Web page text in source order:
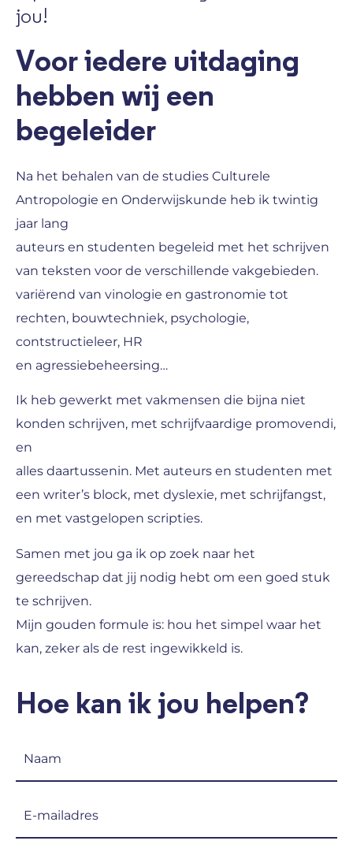
jou!
Voor iedere uitdaging
hebben wij een
begeleider
Na het behalen van de studies Culturele
Antropologie en Onderwijskunde heb ik twintig
jaar lang
auteurs en studenten begeleid met het schrijven
van teksten voor de verschillende vakgebieden.
variërend van vinologie en gastronomie tot
rechten, bouwtechniek, psychologie,
contstructieleer, HR
en agressiebeheersing…
Ik heb gewerkt met vakmensen die bijna niet
konden schrijven, met schrijfvaardige promovendi,
en
alles daartussenin. Met auteurs en studenten met
een writer’s block, met dyslexie, met schrijfangst,
en met vastgelopen scripties.
Samen met jou ga ik op zoek naar het
gereedschap dat jij nodig hebt om een goed stuk
te schrijven.
Mijn gouden formule is: hou het simpel waar het
kan, zeker als de rest ingewikkeld is.
Hoe kan ik jou helpen?